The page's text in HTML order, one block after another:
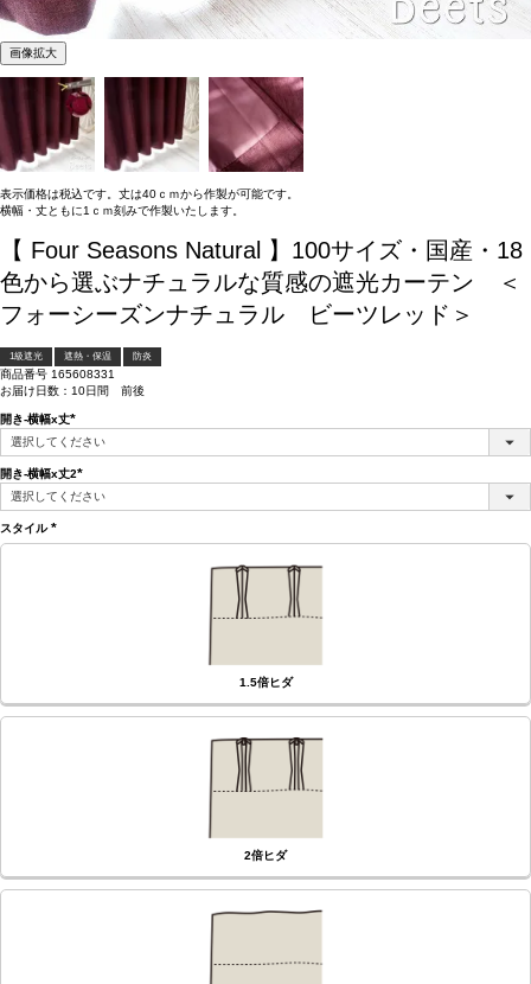
画像拡大
表示価格は税込です。丈は40ｃｍから作製が可能です。
横幅・丈ともに1ｃｍ刻みで作製いたします。
【 Four Seasons Natural 】100サイズ・国産・18
色から選ぶナチュラルな質感の遮光カーテン ＜
フォーシーズンナチュラル ビーツレッド＞
1級遮光 遮熱・保温 防炎
商品番号 165608331
お届け日数：10日間 前後
開き-横幅x丈
(必
須)
開き-横幅x丈2
(必
須)
スタイル
(必
1.5倍ヒダ
2倍ヒダ